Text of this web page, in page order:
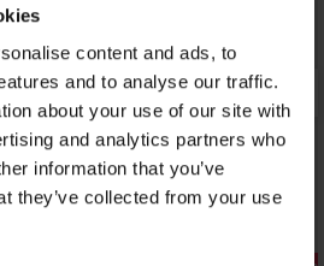
content and ads, to
and to analyse our traffic.
about your use of our site with
and analytics partners who
information that you’ve
they’ve collected from your use